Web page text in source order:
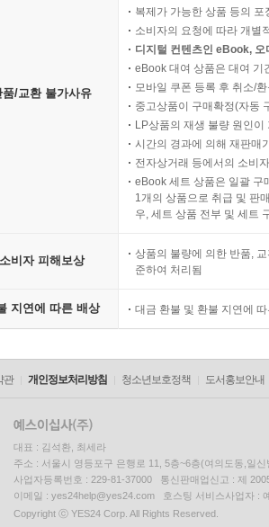
품/교환 불가사유
복제가 가능한 상품 등의
소비자의 요청에 따라 개별
디지털 컨텐츠인 eBook,
eBook 대여 상품은 대여 기
모바일 쿠폰 등록 후 취소/
중고상품이 구매확정(자동
LP상품의 재생 불량 원인
시간의 경과에 의해 재판매
전자상거래 등에서의 소비
eBook 세트 상품은 일괄 구
1개의 상품으로 취급 및 판
우, 세트 상품 전부 및 세트
소비자 피해보상
상품의 불량에 의한 반품,
준하여 처리됨
지연에 따른 배상 대금 환불 및 환불 지연에
관 개인정보처리방침 청소년보호정책 도서홍보안내
대표 : 김석환, 최세라
주소 : 서울시 영등포구 은행로 11, 5층~6층(여의도동,일신
사업자등록번호 : 229-81-37000 통신판매업신고 : 제
이메일 : yes24help@yes24.com 호스팅 서비스사업자 :
Copyright ⓒ YES24 Corp. All Rights Reserved.